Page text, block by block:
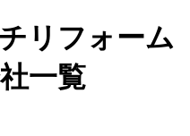
リフォーム
一覧